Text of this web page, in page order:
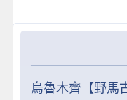
烏魯木齊【野馬